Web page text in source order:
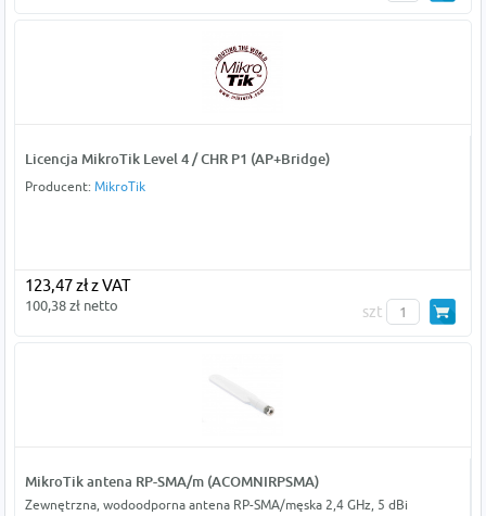
Licencja MikroTik Level 4 / CHR P1 (AP+Bridge)
Producent: MikroTik
123,47 zł z VAT
100,38 zł netto szt
MikroTik antena RP-SMA/m (ACOMNIRPSMA)
Zewnętrzna, wodoodporna antena RP-SMA/męska 2,4 GHz, 5 dBi